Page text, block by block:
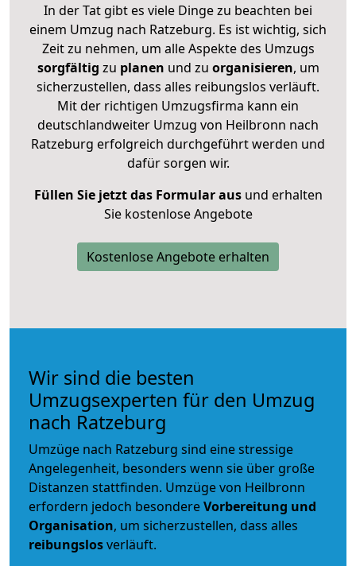
In der Tat gibt es viele Dinge zu beachten bei
einem Umzug nach Ratzeburg. Es ist wichtig, sich
Zeit zu nehmen, um alle Aspekte des Umzugs
sorgfältig zu planen und zu organisieren, um
sicherzustellen, dass alles reibungslos verläuft.
Mit der richtigen Umzugsfirma kann ein
deutschlandweiter Umzug von Heilbronn nach
Ratzeburg erfolgreich durchgeführt werden und
dafür sorgen wir.
Füllen Sie jetzt das Formular ausund erhalten
Sie kostenlose Angebote
Kostenlose Angebote erhalten
Wir sind die besten
Umzugsexperten für den Umzug
nach Ratzeburg
Umzüge nach Ratzeburg sind eine stressige
Angelegenheit, besonders wenn sie über große
Distanzen stattfinden. Umzüge von Heilbronn
erfordern jedoch besondereVorbereitung und
Organisation, um sicherzustellen, dass alles
reibungslosverläuft.